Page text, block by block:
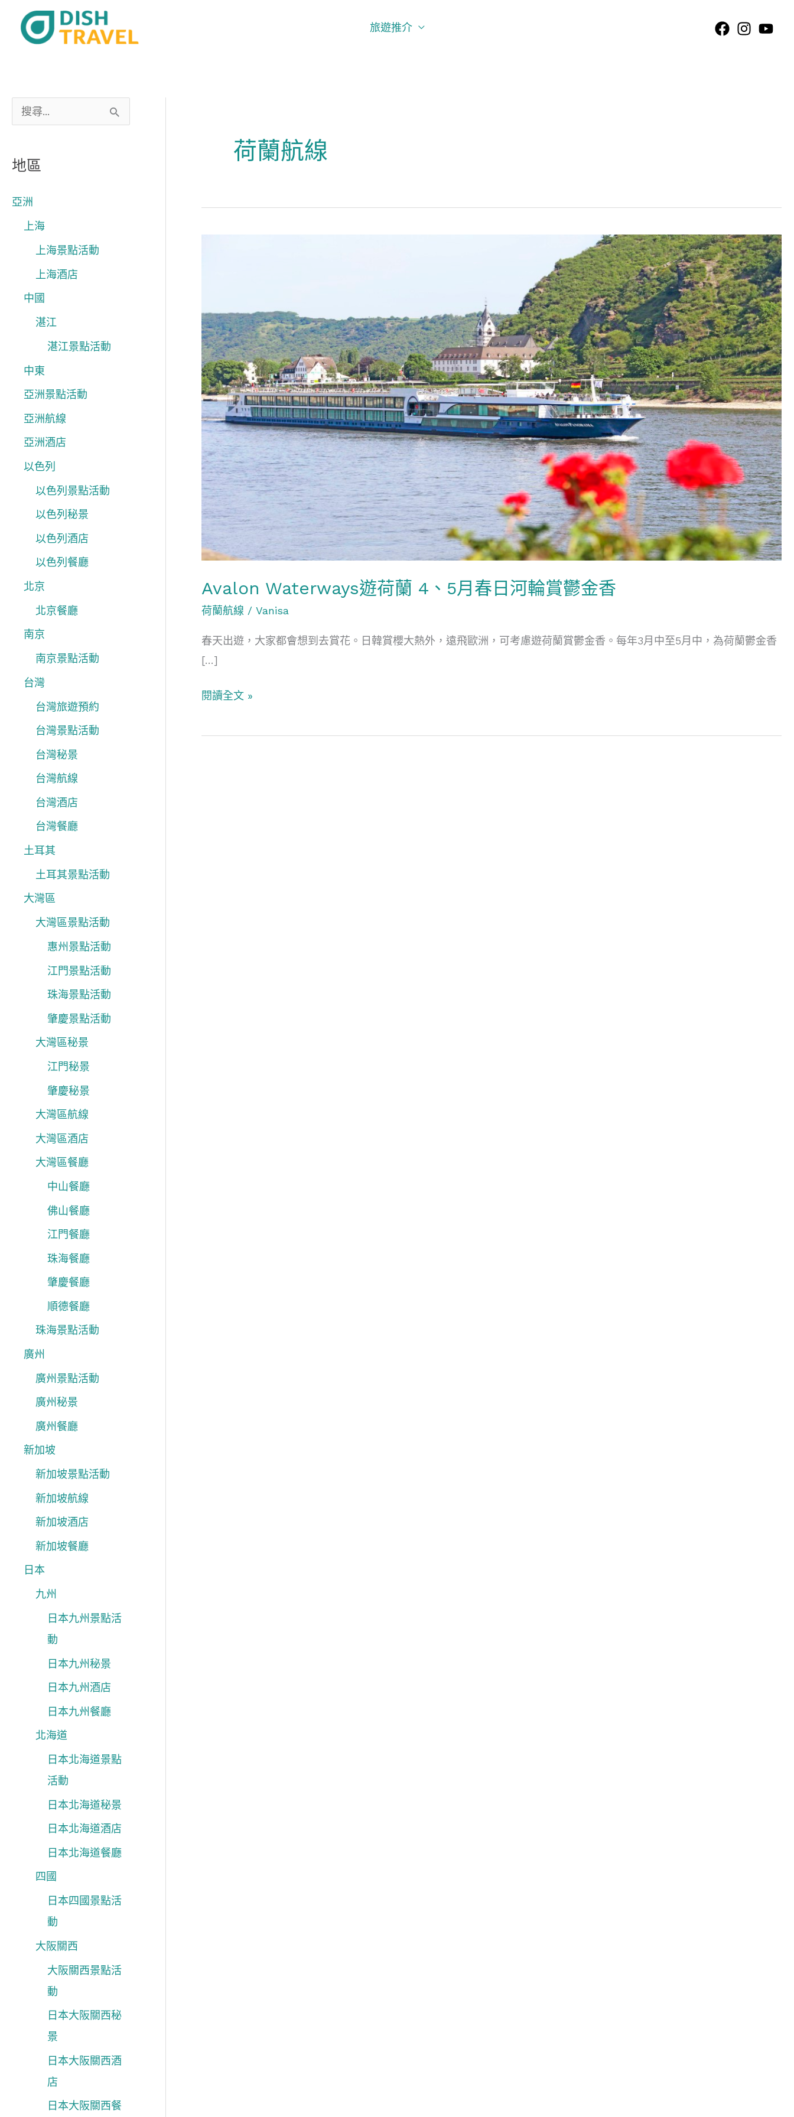
旅遊推介
關
字
地區
亞洲
上海
上海景點活動
上海酒店
中國
湛江
湛江景點活動
中東
亞洲景點活動
亞洲航線
亞洲酒店
以色列
以色列景點活動
以色列秘景
以色列酒店
以色列餐廳
北京
北京餐廳
南京
南京景點活動
台灣
台灣旅遊預約
台灣景點活動
台灣秘景
台灣航線
台灣酒店
台灣餐廳
土耳其
土耳其景點活動
大灣區
大灣區景點活動
惠州景點活動
江門景點活動
珠海景點活動
肇慶景點活動
大灣區秘景
江門秘景
肇慶秘景
大灣區航線
大灣區酒店
大灣區餐廳
中山餐廳
佛山餐廳
江門餐廳
珠海餐廳
肇慶餐廳
順德餐廳
珠海景點活動
廣州
廣州景點活動
廣州秘景
廣州餐廳
新加坡
新加坡景點活動
新加坡航線
新加坡酒店
新加坡餐廳
日本
九州
日本九州景點活
動
日本九州秘景
日本九州酒店
日本九州餐廳
北海道
日本北海道景點
活動
日本北海道秘景
日本北海道酒店
日本北海道餐廳
四國
日本四國景點活
動
大阪關西
大阪關西景點活
動
日本大阪關西秘
景
日本大阪關西酒
店
日本大阪關西餐
荷蘭航線
Avalon Waterways遊荷蘭 4、5月春日河輪賞鬱金香
荷蘭航線 / Vanisa
春天出遊，大家都會想到去賞花。日韓賞櫻大熱外，遠飛歐洲，可考慮遊荷蘭賞鬱金香。每年3月中至5月中，為荷蘭鬱金香
[…]
蘭
4、
5
月
春
日
輪
賞
鬱
金
香
閱讀全文 »